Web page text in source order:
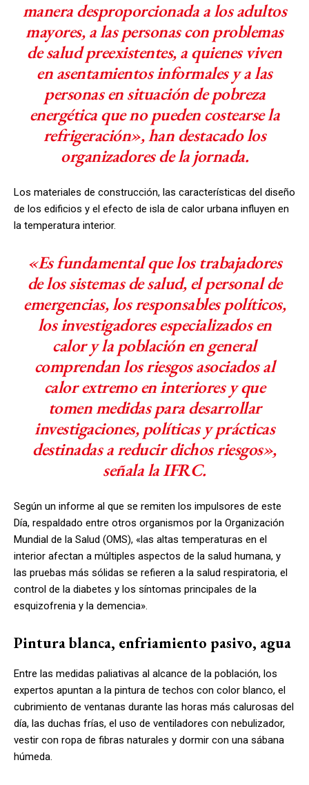
manera desproporcionada a los adultos
mayores, a las personas con problemas
de salud preexistentes, a quienes viven
en asentamientos informales y a las
personas en situación de pobreza
energética que no pueden costearse la
refrigeración», han destacado los
organizadores de la jornada.
Los materiales de construcción, las características del diseño
de los edificios y el efecto de isla de calor urbana influyen en
la temperatura interior.
«Es fundamental que los trabajadores
de los sistemas de salud, el personal de
emergencias, los responsables políticos,
los investigadores especializados en
calor y la población en general
comprendan los riesgos asociados al
calor extremo en interiores y que
tomen medidas para desarrollar
investigaciones, políticas y prácticas
destinadas a reducir dichos riesgos»,
señala la IFRC.
Según un informe al que se remiten los impulsores de este
Día, respaldado entre otros organismos por la Organización
Mundial de la Salud (OMS), «las altas temperaturas en el
interior afectan a múltiples aspectos de la salud humana, y
las pruebas más sólidas se refieren a la salud respiratoria, el
control de la diabetes y los síntomas principales de la
esquizofrenia y la demencia».
Pintura blanca, enfriamiento pasivo, agua
Entre las medidas paliativas al alcance de la población, los
expertos apuntan a la pintura de techos con color blanco, el
cubrimiento de ventanas durante las horas más calurosas del
día, las duchas frías, el uso de ventiladores con nebulizador,
vestir con ropa de fibras naturales y dormir con una sábana
húmeda.